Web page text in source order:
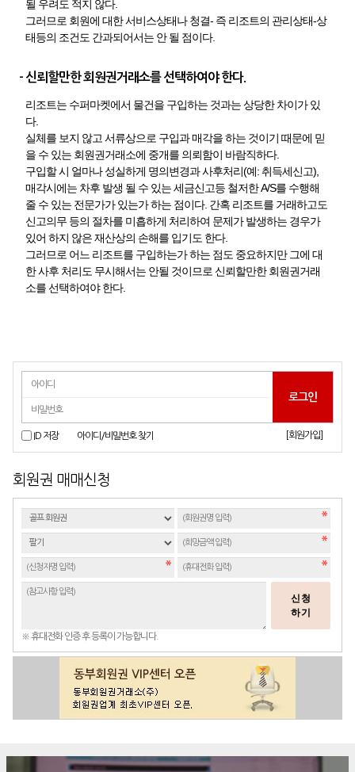
될 우려도 적지 않다.
그러므로 회원에 대한 서비스상태나 청결- 즉 리조트의 관리상태-상
태등의 조건도 간과되어서는 안 될 점이다.
- 신뢰할만한 회원권거래소를 선택하여야 한다.
리조트는 수퍼마켓에서 물건을 구입하는 것과는 상당한 차이가 있
다.
실체를 보지 않고 서류상으로 구입과 매각을 하는 것이기 때문에 믿
을 수 있는 회원권거래소에 중개를 의뢰함이 바람직하다.
구입할 시 얼마나 성실하게 명의변경과 사후처리(예: 취득세신고),
매각시에는 차후 발생 될 수 있는 세금신고등 철저한 A/S를 수행해
줄 수 있는 전문가가 있는가 하는 점이다. 간혹 리조트를 거래하고도
신고의무 등의 절차를 미흡하게 처리하여 문제가 발생하는 경우가
있어 하지 않은 재산상의 손해를 입기도 한다.
그러므로 어느 리조트를 구입하는가 하는 점도 중요하지만 그에 대
한 사후 처리도 무시해서는 안될 것이므로 신뢰할만한 회원권거래
소를 선택하여야 한다.
ID 저장 아이디/비밀번호 찾기 [회원가입]
회원권 매매신청
신청
하기
※ 휴대전화 인증 후 등록이 가능합니다.